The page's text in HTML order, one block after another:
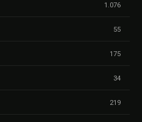
1.076
55
175
34
219